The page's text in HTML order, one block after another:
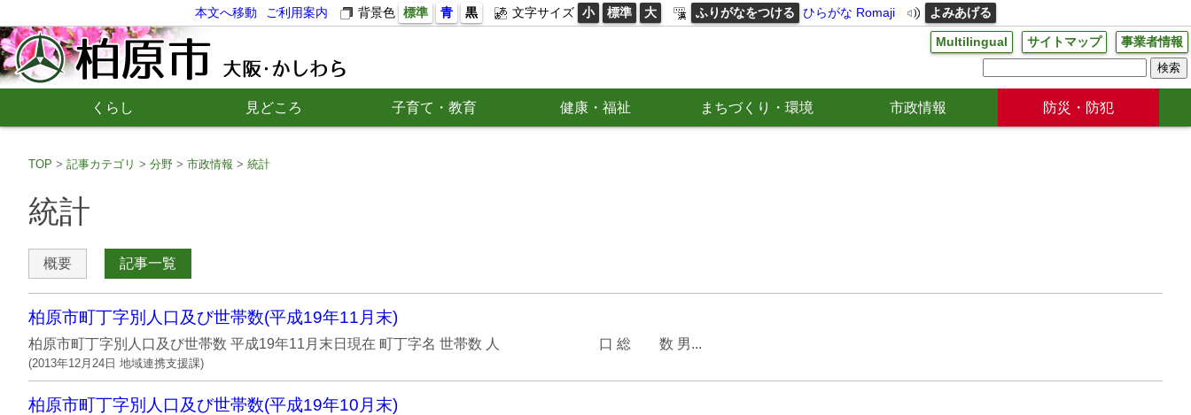
本文へ移動 ご利用案内 背景色 標準 青 黒 文字サイズ 小 標準 大 ふりがなをつける ひらがな Romaji よみあげる
Multilingual サイトマップ 事業者情報
くらし 見どころ 子育て・教育 健康・福祉 まちづくり・環境 市政情報 防災・防犯
TOP 記事カテゴリ 分野 市政情報 統計
統計
概要 記事一覧
柏原市町丁字別人口及び世帯数(平成19年11月末)
柏原市町丁字別人口及び世帯数 平成19年11月末日現在 町丁字名 世帯数 人 口 総 数 男...
(2013年12月24日 地域連携支援課)
柏原市町丁字別人口及び世帯数(平成19年10月末)